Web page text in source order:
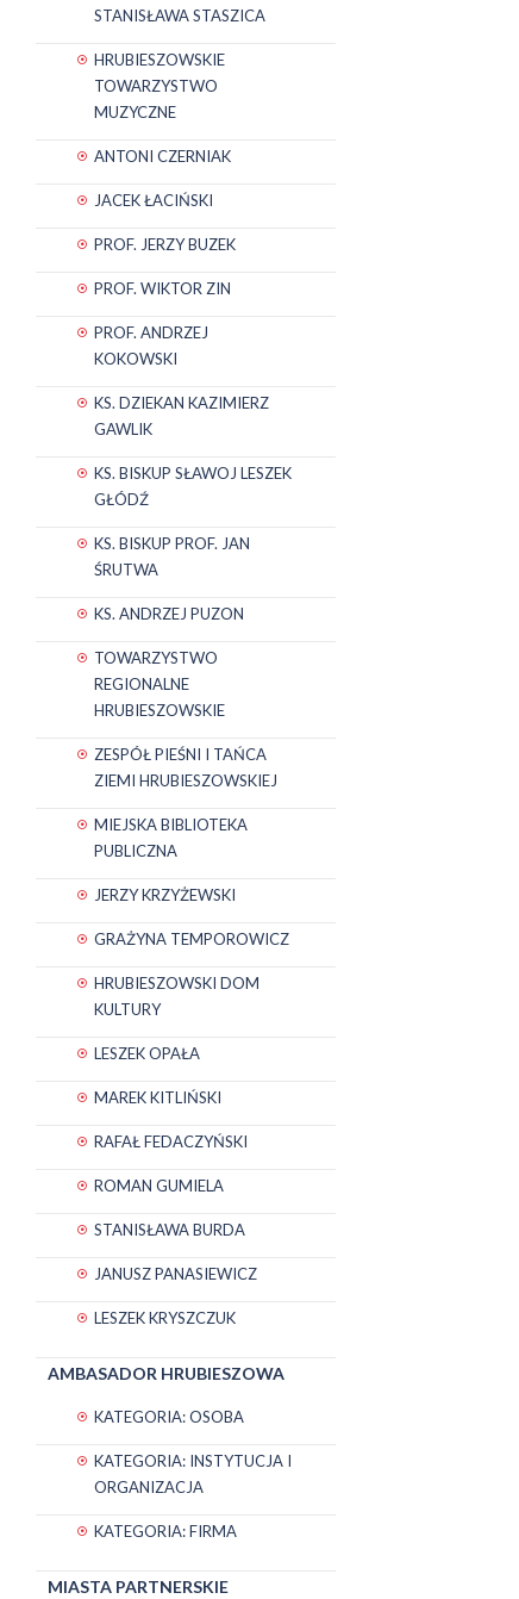
STANISŁAWA STASZICA
HRUBIESZOWSKIE
TOWARZYSTWO
MUZYCZNE
ANTONI CZERNIAK
JACEK ŁACIŃSKI
PROF. JERZY BUZEK
PROF. WIKTOR ZIN
PROF. ANDRZEJ
KOKOWSKI
KS. DZIEKAN KAZIMIERZ
GAWLIK
KS. BISKUP SŁAWOJ LESZEK
GŁÓDŹ
KS. BISKUP PROF. JAN
ŚRUTWA
KS. ANDRZEJ PUZON
TOWARZYSTWO
REGIONALNE
HRUBIESZOWSKIE
ZESPÓŁ PIEŚNI I TAŃCA
ZIEMI HRUBIESZOWSKIEJ
MIEJSKA BIBLIOTEKA
PUBLICZNA
JERZY KRZYŻEWSKI
GRAŻYNA TEMPOROWICZ
HRUBIESZOWSKI DOM
KULTURY
LESZEK OPAŁA
MAREK KITLIŃSKI
RAFAŁ FEDACZYŃSKI
ROMAN GUMIELA
STANISŁAWA BURDA
JANUSZ PANASIEWICZ
LESZEK KRYSZCZUK
AMBASADOR HRUBIESZOWA
KATEGORIA: OSOBA
KATEGORIA: INSTYTUCJA I
ORGANIZACJA
KATEGORIA: FIRMA
MIASTA PARTNERSKIE